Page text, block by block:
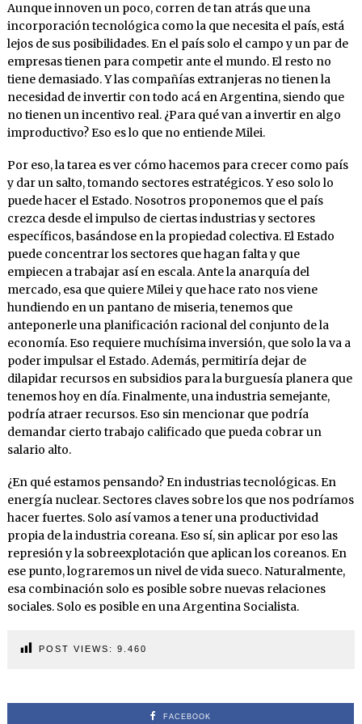
Aunque innoven un poco, corren de tan atrás que una
incorporación tecnológica como la que necesita el país, está
lejos de sus posibilidades. En el país solo el campo y un par de
empresas tienen para competir ante el mundo. El resto no
tiene demasiado. Y las compañías extranjeras no tienen la
necesidad de invertir con todo acá en Argentina, siendo que
no tienen un incentivo real. ¿Para qué van a invertir en algo
improductivo? Eso es lo que no entiende Milei.
Por eso, la tarea es ver cómo hacemos para crecer como país
y dar un salto, tomando sectores estratégicos. Y eso solo lo
puede hacer el Estado. Nosotros proponemos que el país
crezca desde el impulso de ciertas industrias y sectores
específicos, basándose en la propiedad colectiva. El Estado
puede concentrar los sectores que hagan falta y que
empiecen a trabajar así en escala. Ante la anarquía del
mercado, esa que quiere Milei y que hace rato nos viene
hundiendo en un pantano de miseria, tenemos que
anteponerle una planificación racional del conjunto de la
economía. Eso requiere muchísima inversión, que solo la va a
poder impulsar el Estado. Además, permitiría dejar de
dilapidar recursos en subsidios para la burguesía planera que
tenemos hoy en día. Finalmente, una industria semejante,
podría atraer recursos. Eso sin mencionar que podría
demandar cierto trabajo calificado que pueda cobrar un
salario alto.
¿En qué estamos pensando? En industrias tecnológicas. En
energía nuclear. Sectores claves sobre los que nos podríamos
hacer fuertes. Solo así vamos a tener una productividad
propia de la industria coreana. Eso sí, sin aplicar por eso las
represión y la sobreexplotación que aplican los coreanos. En
ese punto, lograremos un nivel de vida sueco. Naturalmente,
esa combinación solo es posible sobre nuevas relaciones
sociales. Solo es posible en una Argentina Socialista.
POST VIEWS: 9.460
FACEBOOK